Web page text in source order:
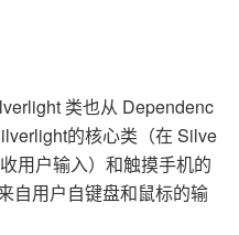
类也从 Dependenc
的核心类（在 Silve
用户输入）和触摸手机的
自用户自键盘和鼠标的输